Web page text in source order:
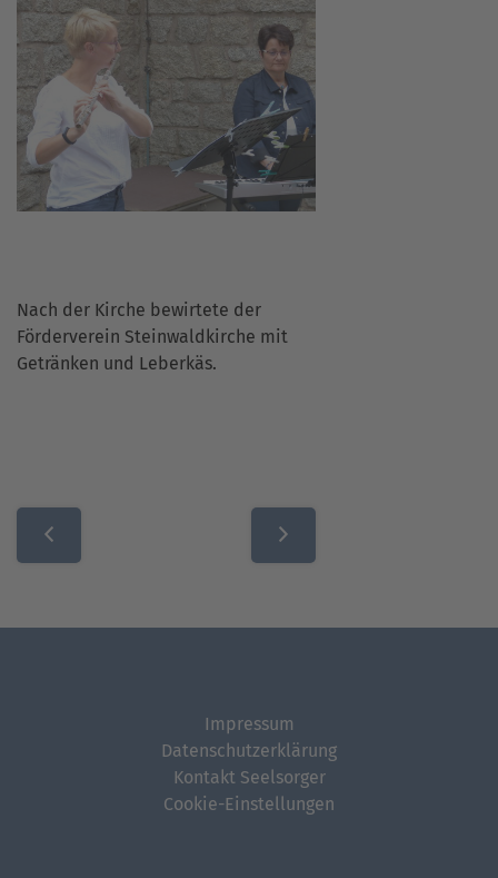
Nach der Kirche bewirtete der
Förderverein Steinwaldkirche mit
Getränken und Leberkäs.
Beitragsnavigation
Impressum
Datenschutzerklärung
Kontakt Seelsorger
Cookie-Einstellungen